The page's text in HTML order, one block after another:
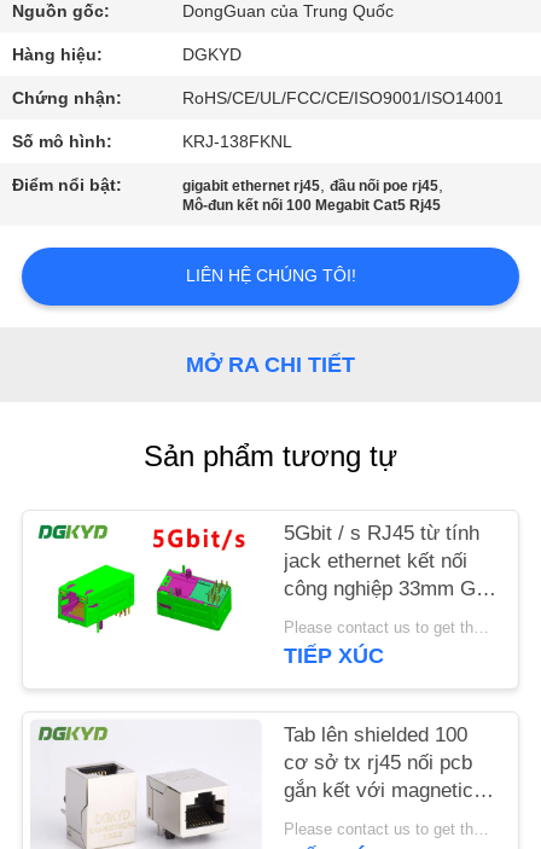
TÔI
THAM
QUAN
NHÀ
KIỂM
HỆ
CHÚNG
TÔI
YÊU
CẦU
BÁO
GIÁ
Nguồn gốc: DongGuan của Trung Quốc
Hàng hiệu: DGKYD
Chứng nhận: RoHS/CE/UL/FCC/CE/ISO9001/ISO14001
Số mô hình: KRJ-138FKNL
Điểm nổi bật: gigabit ethernet rj45,đầu nối poe rj45,
Mô-đun kết nối 100 Megabit Cat5 Rj45
LIÊN HỆ CHÚNG TÔI!
MỞ RA CHI TIẾT
Sản phẩm tương tự
5Gbit / s RJ45 từ tính
jack ethernet kết nối
công nghiệp 33mm GY
/ GY
Please contact us to get the latest price. MOQ:1 miếng
TIẾP XÚC
Tab lên shielded 100
cơ sở tx rj45 nối pcb
gắn kết với magnetics,
KRJ-H001WDNL
Please contact us to get the latest price. MOQ:1 miếng